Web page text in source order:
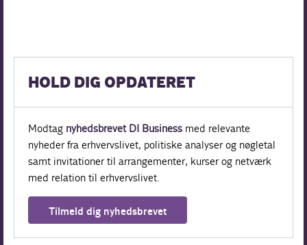
HOLD DIG OPDATERET
Modtag nyhedsbrevet DI Business med relevante
nyheder fra erhvervslivet, politiske analyser og nøgletal
samt invitationer til arrangementer, kurser og netværk
med relation til erhvervslivet.
Tilmeld dig nyhedsbrevet